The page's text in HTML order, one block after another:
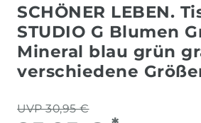
SCHÖNER LEBEN.
STUDIO G Blumen
Mineral blau grün
verschiedene
UVP 30,95 €